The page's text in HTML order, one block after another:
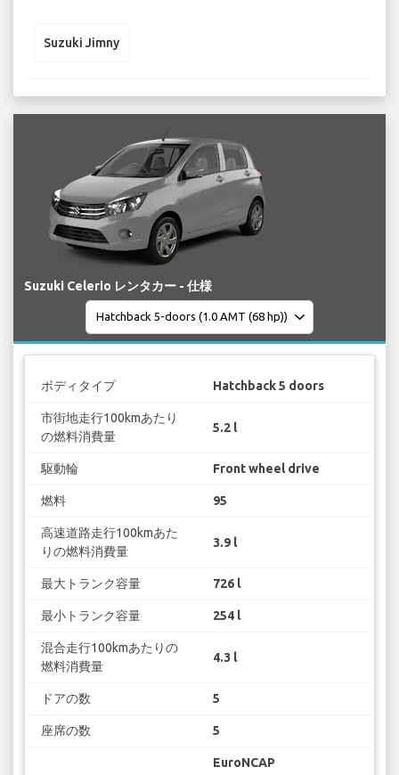
Suzuki Jimny
Suzuki Celerio レンタカー - 仕様
ボディタイプ Hatchback 5 doors
市街地走行100kmあたり
の燃料消費量
5.2 l
駆動輪 Front wheel drive
燃料 95
高速道路走行100kmあた
りの燃料消費量
3.9 l
最大トランク容量 726 l
最小トランク容量 254 l
混合走行100kmあたりの
燃料消費量
4.3 l
ドアの数 5
座席の数 5
EuroNCAP